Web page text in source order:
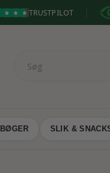
TRUSTPILOT
BØGER SLIK &